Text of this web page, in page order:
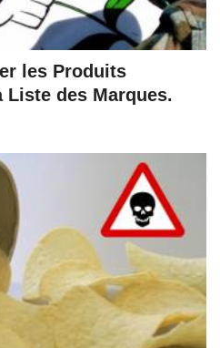
les Produits
Liste des Marques.